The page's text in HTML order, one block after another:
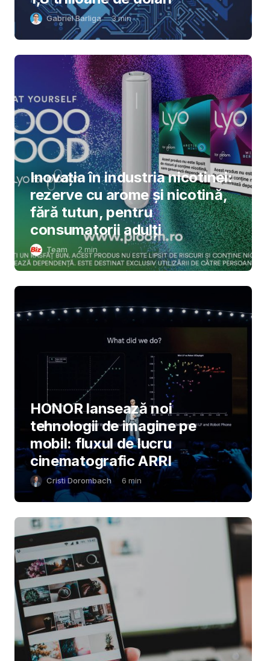
Gabriel Barliga 3min
Inovația în industria nicotinei:
rezerve cu arome și nicotină,
fără tutun, pentru
consumatorii adulți
Team 2 min
HONOR lansează noi
tehnologii de imagine pe
mobil: fluxul de lucru
cinematografic ARRI
Cristi Dorombach 6 min